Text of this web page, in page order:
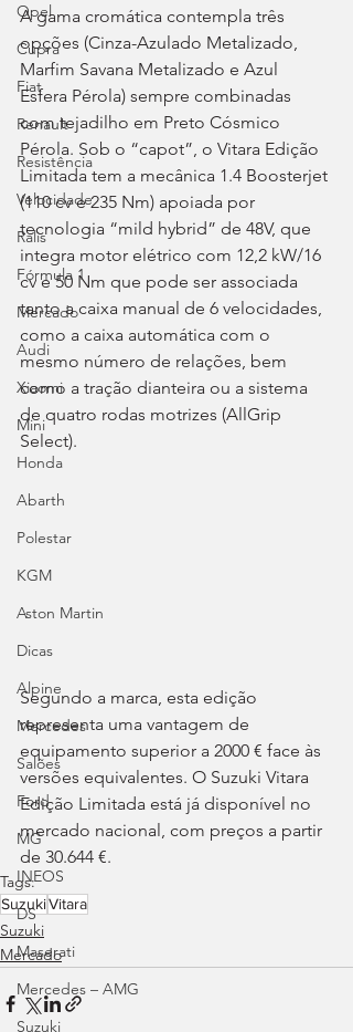
Opel
Cupra
Fiat
Renault
Resistência
Velocidade
Ralis
Fórmula 1
Mercado
Audi
Xiaomi
Mini
Honda
Abarth
Polestar
KGM
Aston Martin
Dicas
Alpine
Mercedes
Salões
Ford
MG
INEOS
DS
Maserati
Mercedes – AMG
Suzuki
A gama cromática contempla três
opções (Cinza-Azulado Metalizado,
Marfim Savana Metalizado e Azul
Esfera Pérola) sempre combinadas
com tejadilho em Preto Cósmico
Pérola. Sob o “capot”, o Vitara Edição
Limitada tem a mecânica 1.4 Boosterjet
(110 cv e 235 Nm) apoiada por
tecnologia “mild hybrid” de 48V, que
integra motor elétrico com 12,2 kW/16
cv e 50 Nm que pode ser associada
tanto a caixa manual de 6 velocidades,
como a caixa automática com o
mesmo número de relações, bem
como a tração dianteira ou a sistema
de quatro rodas motrizes (AllGrip
Select).
Segundo a marca, esta edição
representa uma vantagem de
equipamento superior a 2000 € face às
versões equivalentes. O Suzuki Vitara
Edição Limitada está já disponível no
mercado nacional, com preços a partir
de 30.644 €.
Tags:
SuzukiVitara
Suzuki
Mercado